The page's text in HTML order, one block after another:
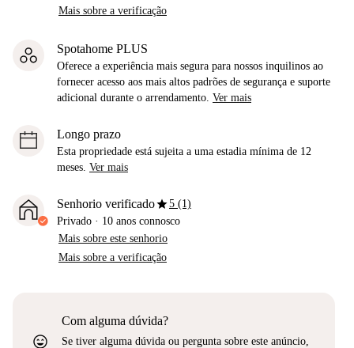
Mais sobre a verificação
Spotahome PLUS
Oferece a experiência mais segura para nossos inquilinos ao
fornecer acesso aos mais altos padrões de segurança e suporte
adicional durante o arrendamento. Ver mais
Longo prazo
Esta propriedade está sujeita a uma estadia mínima de 12
meses. Ver mais
Senhorio verificadostar5 (1)
Privado · 10 anos connosco
Mais sobre este senhorio
Mais sobre a verificação
sentiment_very_satisfied
Com alguma dúvida?
Se tiver alguma dúvida ou pergunta sobre este anúncio,